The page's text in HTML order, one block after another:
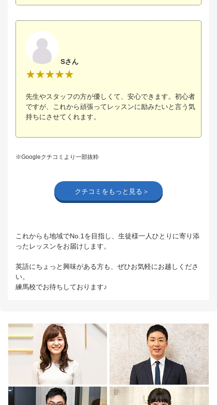
Sさん
先生やスタッフの方が優しくて、安心できます。初心者
ですが、これから頑張ってレッスンに励みたいと言う気
持ちにさせてくれます。
※Googleクチコミより一部抜粋
クチコミをもっと見る＞
これからも地域でNo.1を目指し、生徒様一人ひとりに寄り添
ったレッスンをお届けします。
英語にちょっと興味がある方も、ぜひお気軽にお越しくださ
い。
練馬校でお待ちしております♪